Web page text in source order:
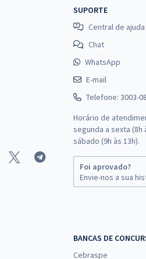
SUPORTE
Central de ajuda
Chat
WhatsApp
E-mail
Telefone: 3003-
Horário de
segunda a sexta (8h
sábado (9h às 13h).
Foi aprovado?
Envie-nos a sua
BANCAS DE
Cebraspe